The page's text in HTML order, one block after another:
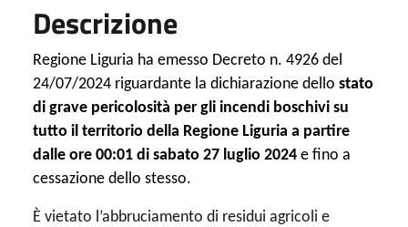
Descrizione
Regione Liguria ha emesso Decreto n. 4926 del
24/07/2024 riguardante la dichiarazione dello stato
di grave pericolosità per gli incendi boschivi su
tutto il territorio della Regione Liguria a partire
dalle ore 00:01 di sabato 27 luglio 2024 e fino a
cessazione dello stesso.
È vietato l’abbruciamento di residui agricoli e